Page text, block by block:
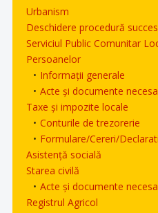
Urbanism
Deschidere procedură
Serviciul Public Comunitar
Persoanelor
Informații generale
Acte și documente
Taxe și impozite locale
Conturile de trezorerie
Formulare/Cereri/
Asistență socială
Starea civilă
Acte și documente
Registrul Agricol